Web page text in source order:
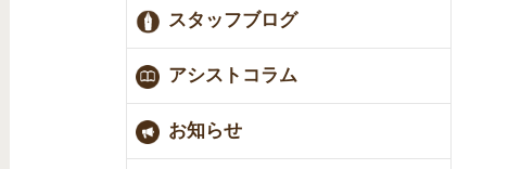
スタッフブログ
アシストコラム
お知らせ